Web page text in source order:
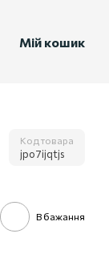
Мій кошик
Код товара
jpo7ijqtjs
В бажання